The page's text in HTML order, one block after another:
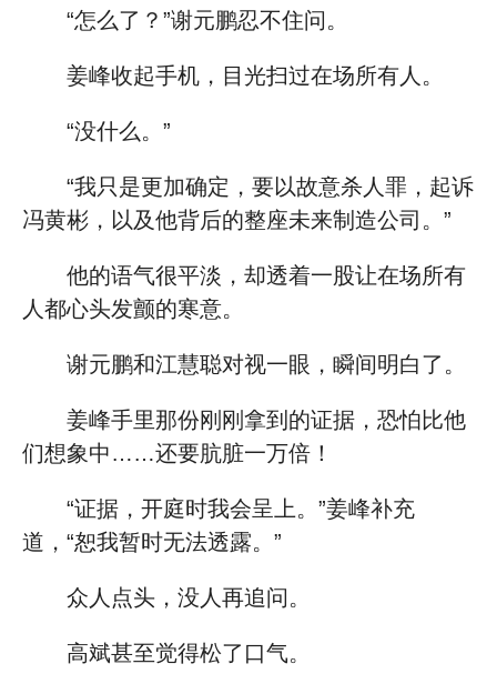
“怎么了？”谢元鹏忍不住问。
姜峰收起手机，目光扫过在场所有人。
“没什么。”
“我只是更加确定，要以故意杀人罪，起诉
冯黄彬，以及他背后的整座未来制造公司。”
他的语气很平淡，却透着一股让在场所有
人都心头发颤的寒意。
谢元鹏和江慧聪对视一眼，瞬间明白了。
姜峰手里那份刚刚拿到的证据，恐怕比他
们想象中……还要肮脏一万倍！
“证据，开庭时我会呈上。”姜峰补充
道，“恕我暂时无法透露。”
众人点头，没人再追问。
高斌甚至觉得松了口气。